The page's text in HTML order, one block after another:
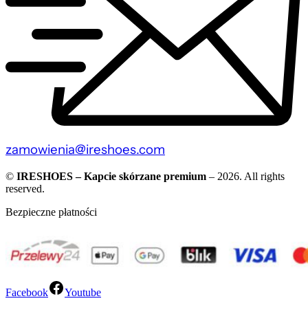
zamowienia@ireshoes.com
© IRESHOES – Kapcie skórzane premium – 2026. All rights
reserved.
Bezpieczne płatności
Facebook Youtube